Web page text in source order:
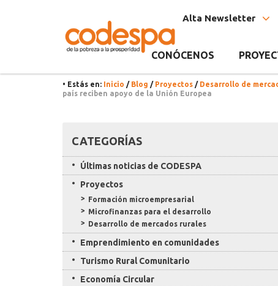
Alta Newsletter
CONÓCENOS
• Estás en: Inicio / Blog / Proyectos / Desarrollo de
país reciben apoyo de la Unión Europea
CATEGORÍAS
Últimas noticias de CODESPA
Proyectos
Formación microempresarial
Microfinanzas para el desarrollo
Desarrollo de mercados rurales
Emprendimiento en comunidades
Turismo Rural Comunitario
Economía Circular